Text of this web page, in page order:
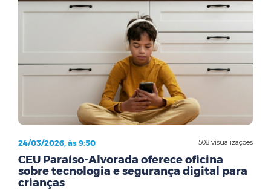
508 visualizações
24/03/2026, às 9:50
CEU Paraíso-Alvorada oferece oficina
sobre tecnologia e segurança digital para
crianças